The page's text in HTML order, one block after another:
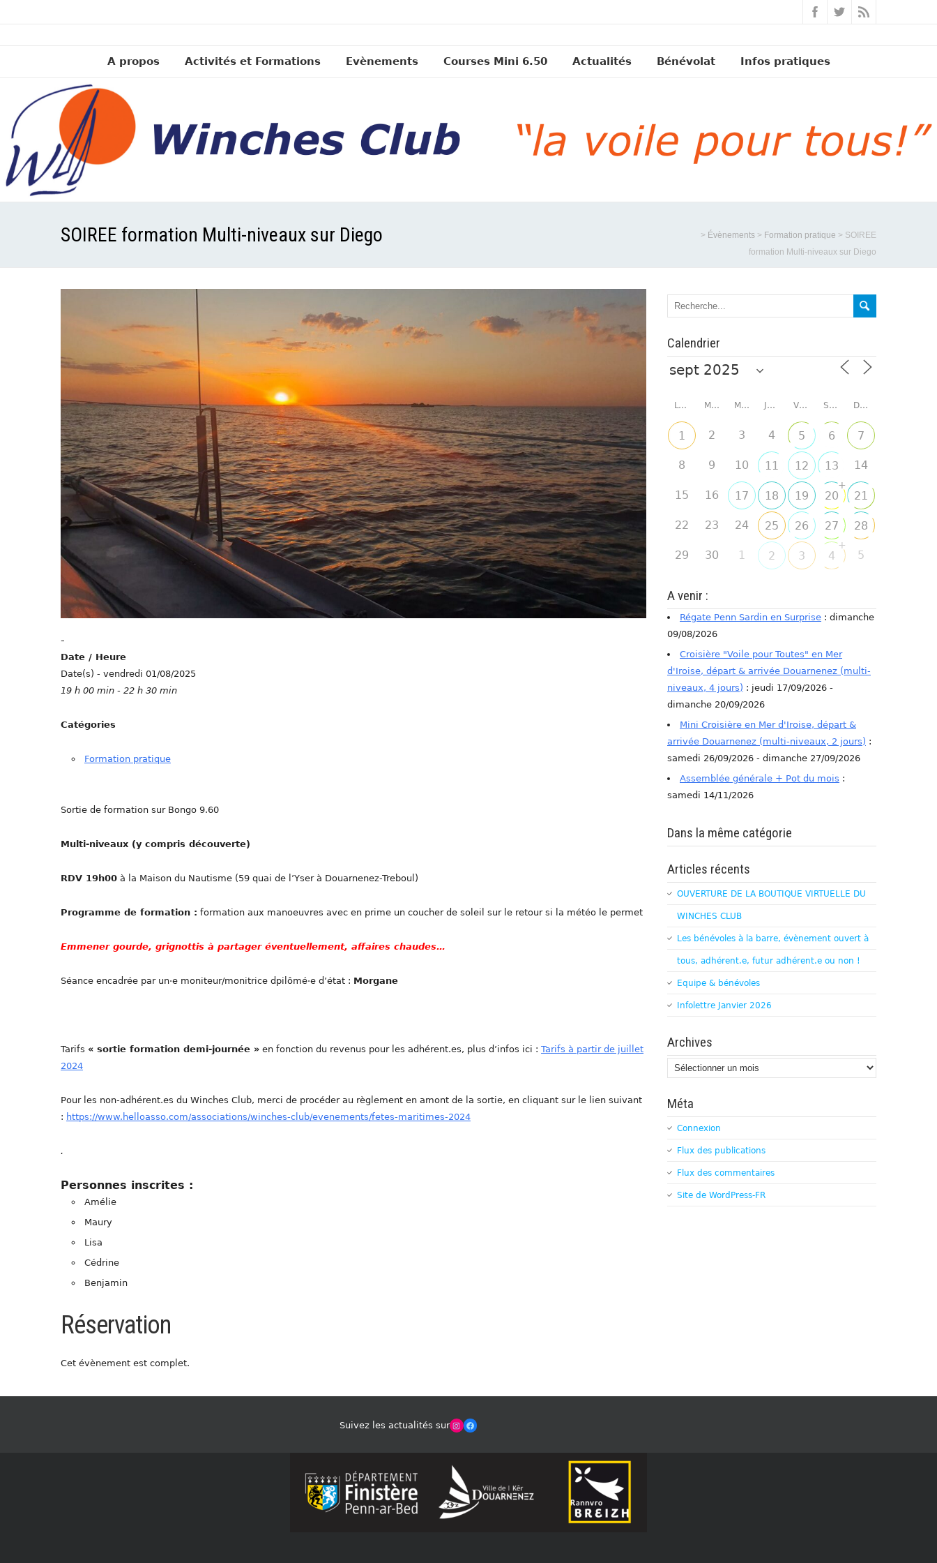
A propos Activités et Formations Evènements Courses Mini 6.50 Actualités Bénévolat Infos pratiques
SOIREE formation Multi-niveaux sur Diego > Évènements > Formation pratique > SOIREE
formation Multi-niveaux sur Diego
-
Date / Heure
Date(s) - vendredi 01/08/2025
19 h 00 min - 22 h 30 min
Catégories
Formation pratique
Sortie de formation sur Bongo 9.60
Multi-niveaux (y compris découverte)
RDV 19h00 à la Maison du Nautisme (59 quai de l’Yser à Douarnenez-Treboul)
Programme de formation : formation aux manoeuvres avec en prime un coucher de soleil sur le retour si la météo le permet
Emmener gourde, grignottis à partager éventuellement, affaires chaudes…
Séance encadrée par un·e moniteur/monitrice dpilômé·e d’état : Morgane
Tarifs « sortie formation demi-journée » en fonction du revenus pour les adhérent.es, plus d’infos ici : Tarifs à partir de juillet
2024
Pour les non-adhérent.es du Winches Club, merci de procéder au règlement en amont de la sortie, en cliquant sur le lien suivant
: https://www.helloasso.com/associations/winches-club/evenements/fetes-maritimes-2024
.
Personnes inscrites :
Amélie
Maury
Lisa
Cédrine
Benjamin
Réservation
Cet évènement est complet.
Calendrier
LUNDI MARDI MERCREDI JEUDI VENDREDI SAMEDI DIMANCHE
1 2 3 4 5 6 7
8 9 10 11 12 13 14
15 16 17 18 19 20
+
21
22 23 24 25 26 27 28
29 30 1 2 3 4
+
5
A venir :
Régate Penn Sardin en Surprise : dimanche
09/08/2026
Croisière "Voile pour Toutes" en Mer
d'Iroise, départ & arrivée Douarnenez (multi-
niveaux, 4 jours) : jeudi 17/09/2026 -
dimanche 20/09/2026
Mini Croisière en Mer d'Iroise, départ &
arrivée Douarnenez (multi-niveaux, 2 jours) :
samedi 26/09/2026 - dimanche 27/09/2026
Assemblée générale + Pot du mois :
samedi 14/11/2026
Dans la même catégorie
Articles récents
OUVERTURE DE LA BOUTIQUE VIRTUELLE DU
WINCHES CLUB
Les bénévoles à la barre, évènement ouvert à
tous, adhérent.e, futur adhérent.e ou non !
Equipe & bénévoles
Infolettre Janvier 2026
Archives
Archives
Méta
Connexion
Flux des publications
Flux des commentaires
Site de WordPress-FR
Suivez les actualités surWinches Club OfficielFacebook